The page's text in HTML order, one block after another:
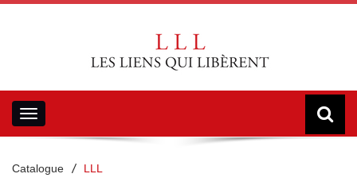
Toggle
navigation
Catalogue LLL